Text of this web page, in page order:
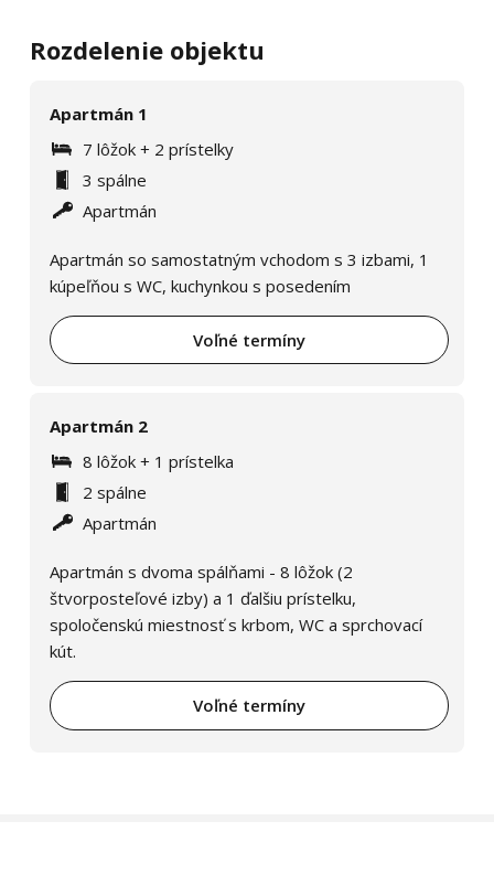
Rozdelenie objektu
Apartmán 1
7 lôžok + 2 prístelky
3 spálne
Apartmán
Apartmán so samostatným vchodom s 3 izbami, 1
kúpeľňou s WC, kuchynkou s posedením
Voľné termíny
Apartmán 2
8 lôžok + 1 prístelka
2 spálne
Apartmán
Apartmán s dvoma spálňami - 8 lôžok (2
štvorposteľové izby) a 1 ďalšiu prístelku,
spoločenskú miestnosť s krbom, WC a sprchovací
kút.
Voľné termíny